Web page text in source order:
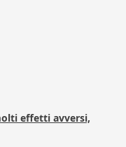
effetti avversi,